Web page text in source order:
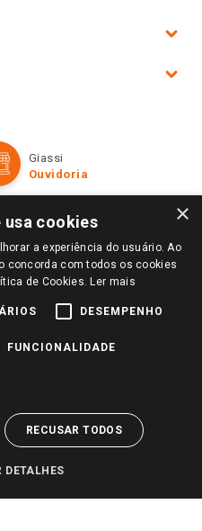
Giassi
Ouvidoria
×
usa cookies
a experiência do usuário. Ao
concorda com todos os cookies
de Cookies. Ler mais
DESEMPENHO
FUNCIONALIDADE
RECUSAR TODOS
DETALHES